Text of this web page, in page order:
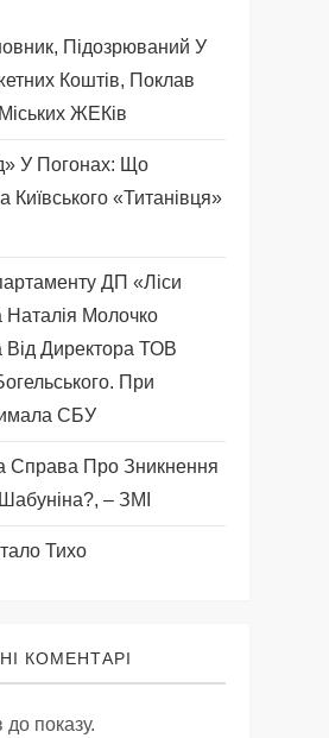
Підозрюваний У
Коштів, Поклав
ЖЕКів
У Погонах: Що
«титанівця»
ДП «Ліси
Наталія Молочко
Директора ТОВ
При
СБУ
Справа Про Зникнення
– ЗМІ
Тихо
КОМЕНТАРІ
показу.